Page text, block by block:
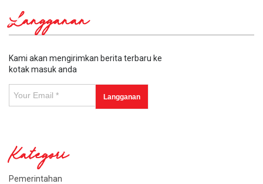
Langganan
Kami akan mengirimkan berita terbaru ke
kotak masuk anda
Kategori
Pemerintahan